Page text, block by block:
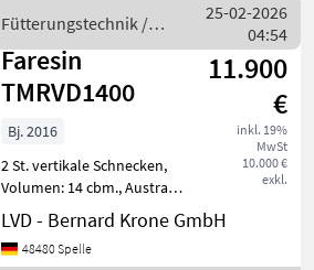
Stützfuß, Wiegeeinrichtung
Maschine wird z
Fütterungstechnik /
Faresin
25-02-2026
04:54
Faresin
TMRVD1400
11.900
€
inkl. 19%
MwSt
10.000 €
exkl.
Bj. 2016
2 St. vertikale Schnecken,
Volumen: 14 cbm., Austrag:
vorne links und rechts,
Querförderband, Waage,
Reduziergetriebe,
LVD - Bernard Krone GmbH
48480 Spelle